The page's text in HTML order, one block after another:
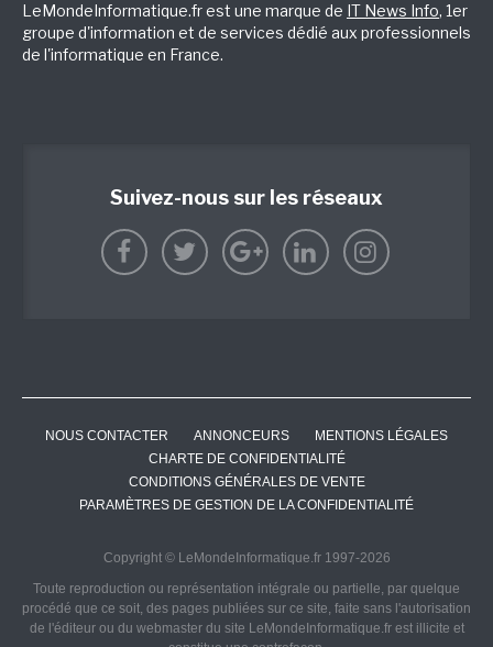
LeMondeInformatique.fr est une marque de IT News Info, 1er
groupe d'information et de services dédié aux professionnels
de l'informatique en France.
Suivez-nous sur les réseaux
NOUS CONTACTER ANNONCEURS
MENTIONS LÉGALES
CHARTE DE CONFIDENTIALITÉ
CONDITIONS GÉNÉRALES DE VENTE
PARAMÈTRES DE GESTION DE LA CONFIDENTIALITÉ
Copyright © LeMondeInformatique.fr 1997-2026
Toute reproduction ou représentation intégrale ou partielle, par quelque
procédé que ce soit, des pages publiées sur ce site, faite sans l'autorisation
de l'éditeur ou du webmaster du site LeMondeInformatique.fr est illicite et